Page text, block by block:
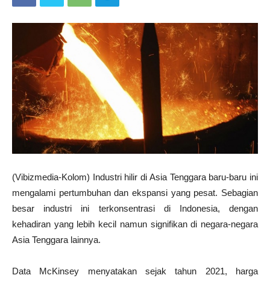
(Vibizmedia-Kolom) Industri hilir di Asia Tenggara baru-baru ini
mengalami pertumbuhan dan ekspansi yang pesat. Sebagian
besar industri ini terkonsentrasi di Indonesia, dengan
kehadiran yang lebih kecil namun signifikan di negara-negara
Asia Tenggara lainnya.
Data McKinsey menyatakan sejak tahun 2021, harga